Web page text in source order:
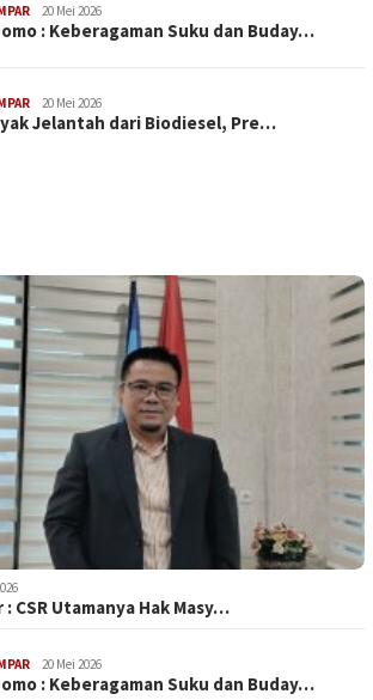
20 Mei 2026
: Keberagaman Suku dan Buday…
20 Mei 2026
Jelantah dari Biodiesel, Pre…
: CSR Utamanya Hak Masy…
20 Mei 2026
: Keberagaman Suku dan Buday…